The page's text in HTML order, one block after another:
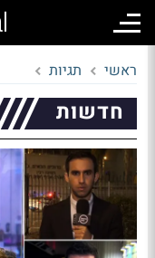
ראשי תגיות
חדשות